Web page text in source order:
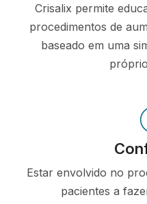
Crisalix permite
procedimentos de
baseado em uma
Estar envolvido no
pacientes a